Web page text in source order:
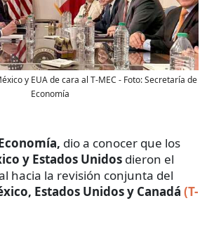
y EUA de cara al T-MEC - Foto:Secretaría de
Economía
dio a conocer que los
y Estados Unidos dieron el
hacia la revisión conjunta del
Estados Unidos y Canadá (T-